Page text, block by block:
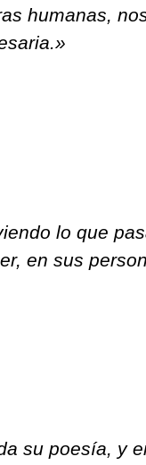
humanas,
lo que
en sus
su poesía, y